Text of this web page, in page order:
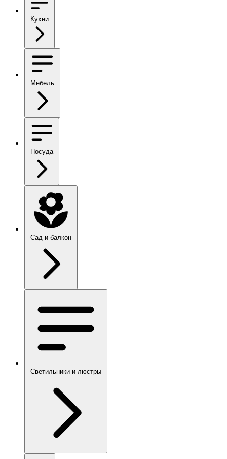
Кухни
Мебель
Посуда
Сад и балкон
Светильники и люстры